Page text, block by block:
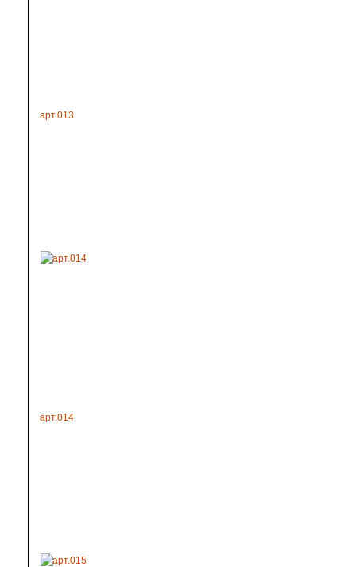
арт.013
арт.014